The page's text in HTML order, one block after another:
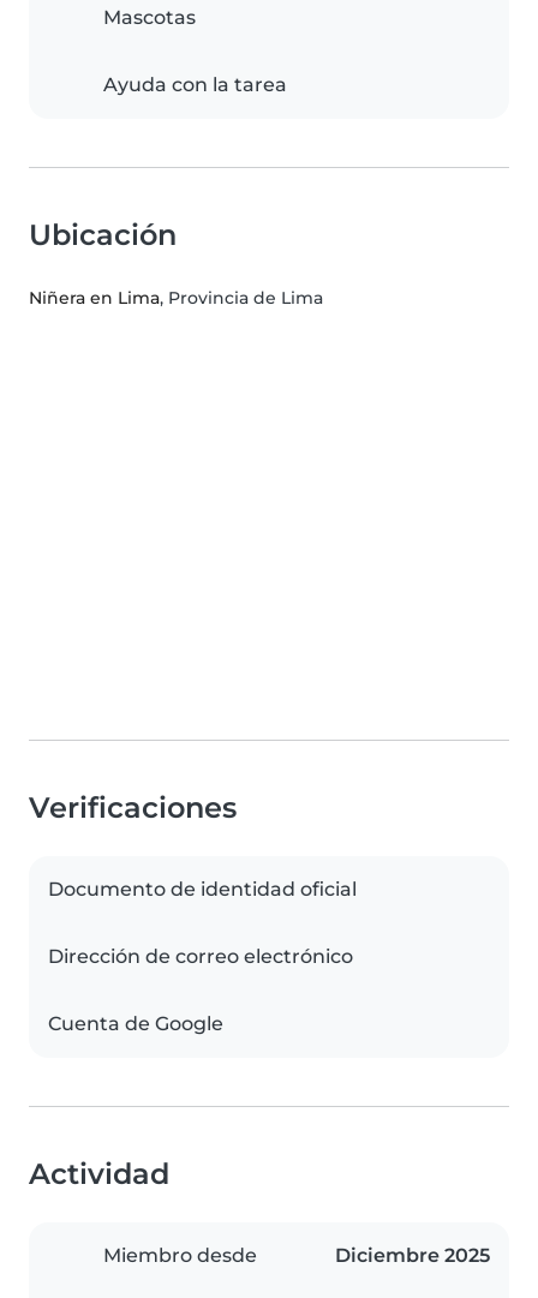
Mascotas
Ayuda con la tarea
Ubicación
Niñera en Lima, Provincia de Lima
Verificaciones
Documento de identidad oficial
Dirección de correo electrónico
Cuenta de Google
Actividad
Miembro desde Diciembre 2025